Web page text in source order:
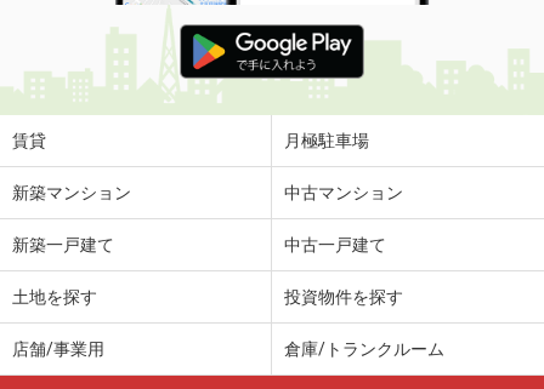
賃貸 月極駐車場
新築マンション 中古マンション
新築一戸建て 中古一戸建て
土地を探す 投資物件を探す
店舗/事業用 倉庫/トランクルーム